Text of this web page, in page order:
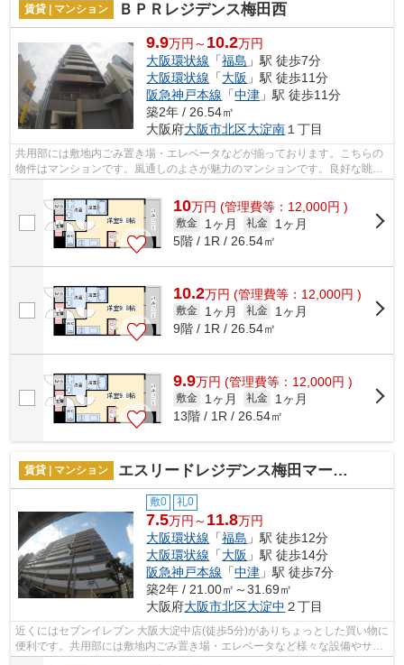
賃貸 | マンション ＢＰＲレジデンス梅田西
9.9万円～ 10.2万円
大阪環状線 「福島 」駅 徒歩7分
大阪環状線 「大阪 」駅 徒歩11分
阪急神戸本線 「中津 」駅 徒歩11分
築2年 / 26.54㎡
大阪府大阪市北区大淀南１丁目
共用部には敷地内ごみ置き場・エレベータなどが揃っております。こちらの
物件はマンションです。風通しのよさが魅力のマンションです。良好な眺望
10万円 (管理費等：12,000円 )
敷金 1ヶ月 礼金
1ヶ月
5階 / 1R / 26.54㎡
10.2万円 (管理費等：12,000円 )
敷金 1ヶ月 礼金
1ヶ月
9階 / 1R / 26.54㎡
9.9万円 (管理費等：12,000円 )
敷金 1ヶ月 礼金
1ヶ月
13階 / 1R / 26.54㎡
賃貸 | マンション エスリードレジデンス梅田マークス
敷0 礼0
7.5万円～ 11.8万円
大阪環状線 「福島 」駅 徒歩12分
大阪環状線 「大阪 」駅 徒歩14分
阪急神戸本線 「中津 」駅 徒歩7分
築2年 / 21.00㎡～31.69㎡
大阪府大阪市北区大淀中 ２丁目
近くにはセブンイレブン 大阪大淀中店(徒歩5分)がありちょっとした買い物に
便利です。共用部には敷地内ごみ置き場・エレベータなど様々な設備やサー